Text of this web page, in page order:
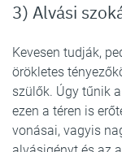
3) Alvási
Kevesen tudják,
örökletes
szülők. Úgy tűnik
ezen a téren is
vonásai, vagyis